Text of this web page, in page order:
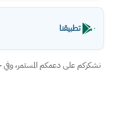
تطبيقنا
نشكركم على دعمكم المستمر، وفي